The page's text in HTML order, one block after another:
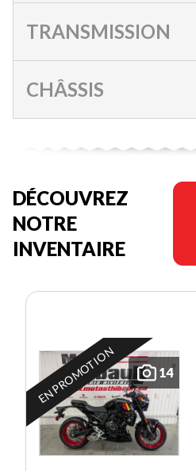
TRANSMISSION
CHÂSSIS
DÉCOUVREZ
NOTRE
INVENTAIRE
14
EN PROMOTION